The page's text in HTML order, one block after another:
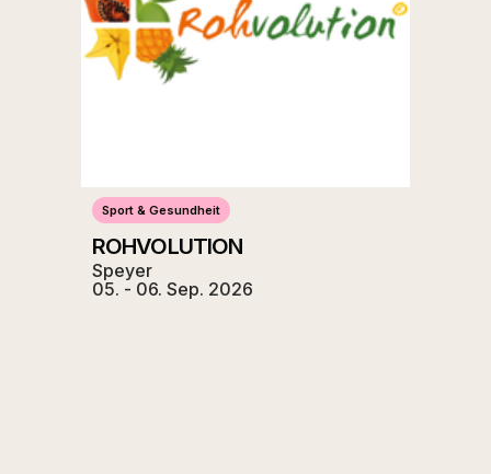
Sport & Gesundheit
ROHVOLUTION
Speyer
05. - 06. Sep. 2026